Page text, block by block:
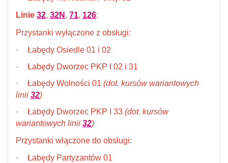
Linie 32, 32N , 71, 126:
Przystanki wyłączone z obsługi:
·
Łabędy Osiedle 01 i 02
·
Łabędy Dworzec PKP I 02 i 31
·
Łabędy Wolności 01 (dot. kursów wariantowych
linii 32)
·
Łabędy Dworzec PKP I 33 (dot. kursów
wariantowych linii 32)
Przystanki włączone do obsługi:
·
Łabędy Partyzantów 01